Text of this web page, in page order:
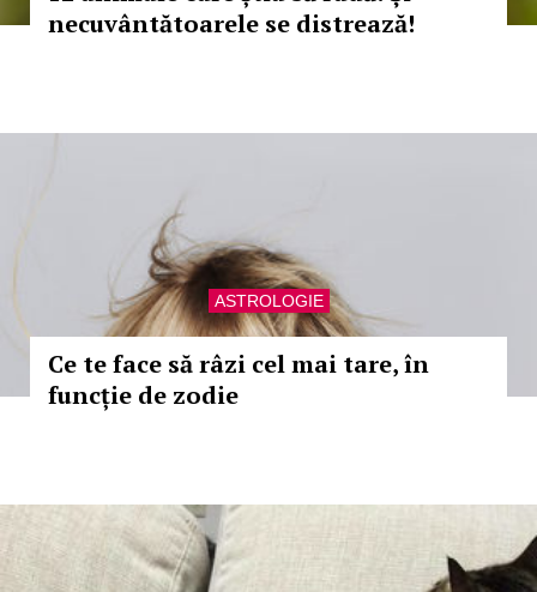
necuvântătoarele se distrează!
ASTROLOGIE
Ce te face să râzi cel mai tare, în
funcție de zodie